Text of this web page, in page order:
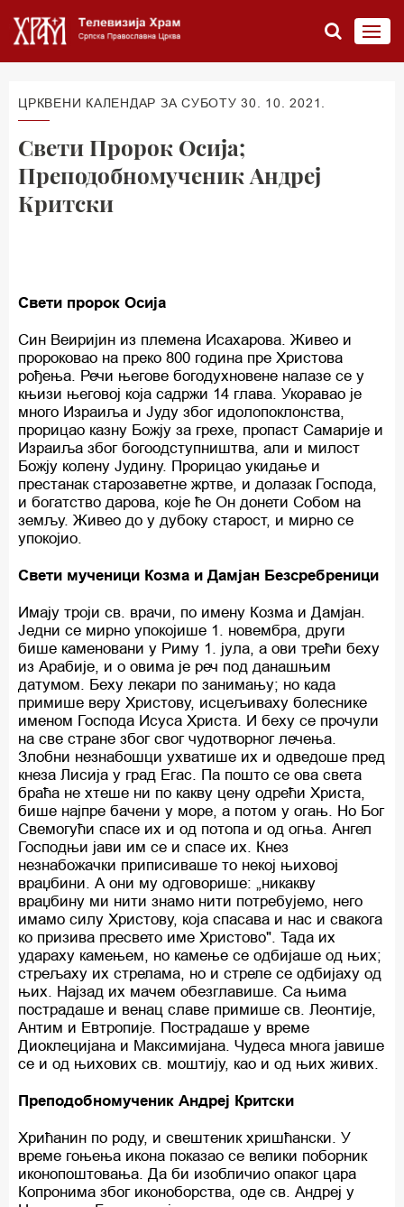
ЦРКВЕНИ КАЛЕНДАР ЗА СУБОТУ 30. 10. 2021.
Свети Пророк Осија;
Преподобномученик Андреј
Критски
Свети пророк Осија
Син Веиријин из племена Исахарова. Живео и
пророковао на преко 800 година пре Христова
рођења. Речи његове богодухновене налазе се у
књизи његовој која садржи 14 глава. Укоравао је
много Израиља и Јуду због идолопоклонства,
прорицао казну Божју за грехе, пропаст Самарије и
Израиља због богоодступништва, али и милост
Божју колену Јудину. Прорицао укидање и
престанак старозаветне жртве, и долазак Господа,
и богатство дарова, које ће Он донети Собом на
земљу. Живео до у дубоку старост, и мирно се
упокојио.
Свети мученици Козма и Дамјан Безсребреници
Имају троји св. врачи, по имену Козма и Дамјан.
Једни се мирно упокојише 1. новембра, други
бише каменовани у Риму 1. јула, а ови трећи беху
из Арабије, и о овима је реч под данашњим
датумом. Беху лекари по занимању; но када
примише веру Христову, исцељиваху болеснике
именом Господа Исуса Христа. И беху се прочули
на све стране због свог чудотворног лечења.
Злобни незнабошци ухватише их и одведоше пред
кнеза Лисија у град Егас. Па пошто се ова света
браћа не хтеше ни по какву цену одрећи Христа,
бише најпре бачени у море, а потом у огањ. Но Бог
Свемогући спасе их и од потопа и од огња. Ангел
Господњи јави им се и спасе их. Кнез
незнабожачки приписиваше то некој њиховој
враџбини. А они му одговорише: „никакву
враџбину ми нити знамо нити потребујемо, него
имамо силу Христову, која спасава и нас и свакога
ко призива пресвето име Христово". Тада их
удараху камењем, но камење се одбијаше од њих;
стрељаху их стрелама, но и стреле се одбијаху од
њих. Најзад их мачем обезглавише. Са њима
пострадаше и венац славе примише св. Леонтије,
Антим и Евтропије. Пострадаше у време
Диоклецијана и Максимијана. Чудеса многа јавише
се и од њихових св. моштију, као и од њих живих.
Преподобномученик Андреј Критски
Хрићанин по роду, и свештеник хришћански. У
време гоњења икона показао се велики поборник
иконопоштовања. Да би изобличио опаког цара
Копронима због иконоборства, оде св. Андреј у